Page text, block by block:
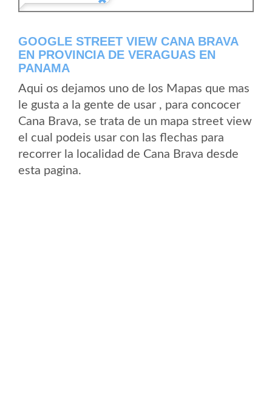
GOOGLE STREET VIEW CANA BRAVA
EN PROVINCIA DE VERAGUAS EN
PANAMA
Aqui os dejamos uno de los Mapas que mas
le gusta a la gente de usar , para concocer
Cana Brava, se trata de un mapa street view
el cual podeis usar con las flechas para
recorrer la localidad de Cana Brava desde
esta pagina.